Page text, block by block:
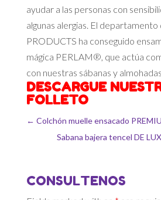
ayudar a las personas con
algunas alergias. El
PRODUCTS ha conseguido
mágica PERLAM®, que actúa
con nuestras sábanas y
DESCARGUE
FOLLETO
← Colchón muelle ensacado
Sabana bajera tencel DE
CONSULTENOS